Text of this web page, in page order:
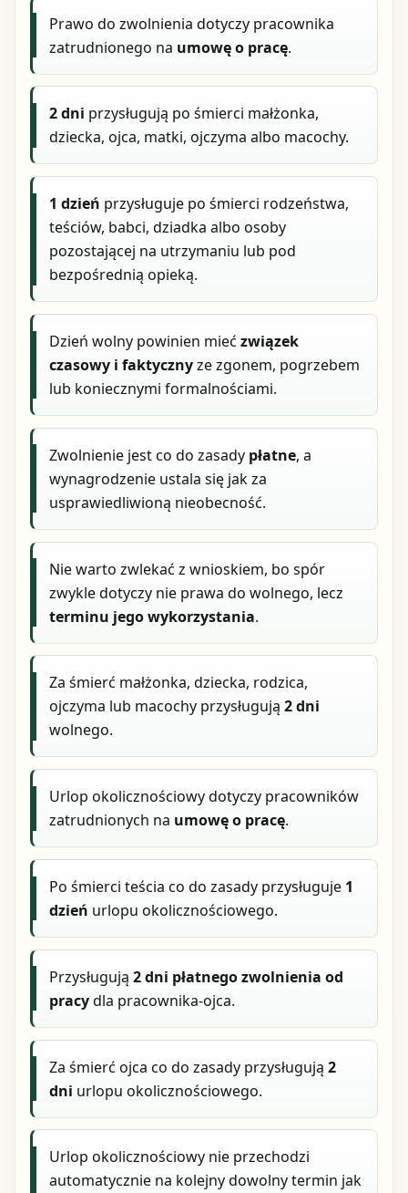
Prawo do zwolnienia dotyczy pracownika
zatrudnionego na umowę o pracę.
2 dni przysługują po śmierci małżonka,
dziecka, ojca, matki, ojczyma albo macochy.
1 dzień przysługuje po śmierci rodzeństwa,
teściów, babci, dziadka albo osoby
pozostającej na utrzymaniu lub pod
bezpośrednią opieką.
Dzień wolny powinien miećzwiązek
czasowy i faktycznyze zgonem, pogrzebem
lub koniecznymi formalnościami.
Zwolnienie jest co do zasady płatne, a
wynagrodzenie ustala się jak za
usprawiedliwioną nieobecność.
Nie warto zwlekać z wnioskiem, bo spór
zwykle dotyczy nie prawa do wolnego, lecz
terminu jego wykorzystania.
Za śmierć małżonka, dziecka, rodzica,
ojczyma lub macochy przysługują2 dni
wolnego.
Urlop okolicznościowy dotyczy pracowników
zatrudnionych na umowę o pracę.
Po śmierci teścia co do zasady przysługuje 1
dzień urlopu okolicznościowego.
Przysługują2 dni płatnego zwolnienia od
pracydla pracownika-ojca.
Za śmierć ojca co do zasady przysługują2
dni urlopu okolicznościowego.
Urlop okolicznościowy nie przechodzi
automatycznie na kolejny dowolny termin jak